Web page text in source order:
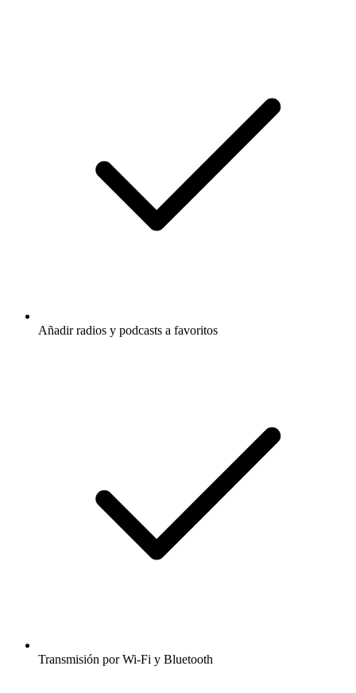
Añadir radios y podcasts a favoritos
Transmisión por Wi-Fi y Bluetooth